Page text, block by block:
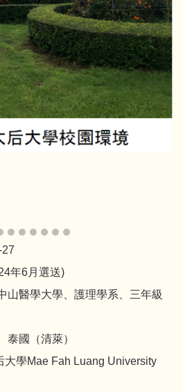
年6月選送)
山醫學大學、護理學系、三年級
泰國（清萊）
大學Mae Fah Luang University